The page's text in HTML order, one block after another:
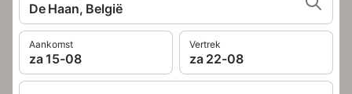
De Haan, België
Aankomst
za 15-08
Vertrek
za 22-08